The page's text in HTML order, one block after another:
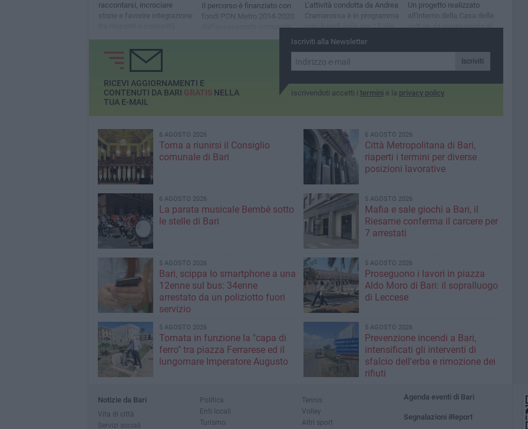
raccontarsi, incrociare
storie e favorire integrazione
Il percorso è finanziato con
fondi PON Metro 2014-2020
dall'assessorato comunale
al Welfare
L’attività condotta da Andrea
Cramarossa è in programma
ogni lunedì dalle ore 17 alle
ore 19
Un progetto realizzato
all'interno della Casa delle
culture da assessorato al
Iscriviti alla Newsletter
Iscriviti
Iscrivendoti accetti i termini e la privacy policy
RICEVI AGGIORNAMENTI E
CONTENUTI DA BARI GRATISNELLA
TUA E-MAIL
6 AGOSTO 2026
Torna a riunirsi il Consiglio
comunale di Bari
6 AGOSTO 2026
Città Metropolitana di Bari,
riaperti i termini per diverse
posizioni lavorative
6 AGOSTO 2026
La parata musicale Bembé sotto
le stelle di Bari
5 AGOSTO 2026
Mafia e sale giochi a Bari, il
Riesame conferma il carcere per
7 arrestati
5 AGOSTO 2026
Bari, scippa lo smartphone a una
12enne sul bus: 34enne
arrestato da un poliziotto fuori
servizio
5 AGOSTO 2026
Proseguono i lavori in piazza
Aldo Moro di Bari: il sopralluogo
di Leccese
5 AGOSTO 2026
Tornata in funzione la "capa di
ferro" tra piazza Ferrarese ed il
lungomare Imperatore Augusto
5 AGOSTO 2026
Prevenzione incendi a Bari,
intensificati gli interventi di
sfalcio dell'erba e rimozione dei
rifiuti
Notizie da Bari
Vita di città
Servizi sociali
Politica
Enti locali
Turismo
Tennis
Volley
Altri sport
Agenda eventi di Bari
Segnalazioni iReport